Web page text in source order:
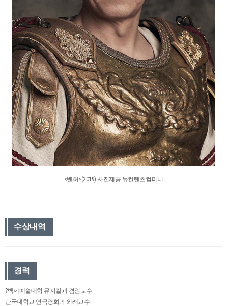
<벤허>(2019) 사진제공 뉴컨텐츠컴퍼니
수상내역
경력
?백제예술대학 뮤지컬과 겸임교수
단국대학교 연극영화과 외래교수